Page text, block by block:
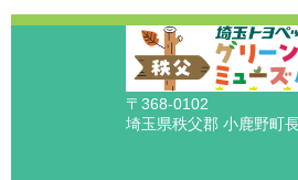
〒368-0102
埼玉県秩父郡 小鹿野町